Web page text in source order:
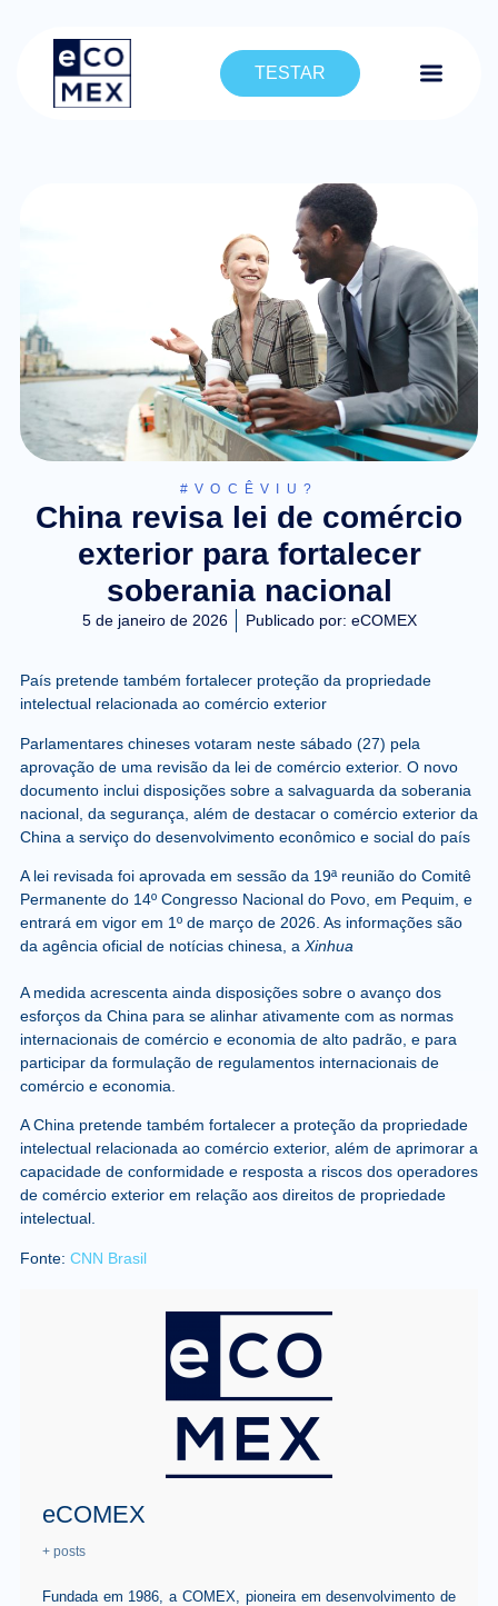
TESTAR
#VOCÊVIU?
China revisa lei de comércio
exterior para fortalecer
soberania nacional
5 de janeiro de 2026 Publicado por: eCOMEX
País pretende também fortalecer proteção da propriedade
intelectual relacionada ao comércio exterior
Parlamentares chineses votaram neste sábado (27) pela
aprovação de uma revisão da lei de comércio exterior. O novo
documento inclui disposições sobre a salvaguarda da soberania
nacional, da segurança, além de destacar o comércio exterior da
China a serviço do desenvolvimento econômico e social do país
A lei revisada foi aprovada em sessão da 19ª reunião do Comitê
Permanente do 14º Congresso Nacional do Povo, em Pequim, e
entrará em vigor em 1º de março de 2026. As informações são
da agência oficial de notícias chinesa, a Xinhua
A medida acrescenta ainda disposições sobre o avanço dos
esforços da China para se alinhar ativamente com as normas
internacionais de comércio e economia de alto padrão, e para
participar da formulação de regulamentos internacionais de
comércio e economia.
A China pretende também fortalecer a proteção da propriedade
intelectual relacionada ao comércio exterior, além de aprimorar a
capacidade de conformidade e resposta a riscos dos operadores
de comércio exterior em relação aos direitos de propriedade
intelectual.
Fonte: CNN Brasil
eCOMEX
+ posts
Fundada em 1986, a COMEX, pioneira em desenvolvimento de